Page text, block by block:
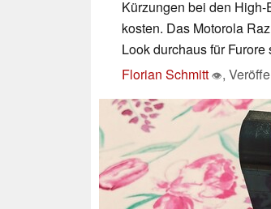
Kürzungen bei den
kosten. Das Motorola
Look durchaus für Furore
Florian Schmitt 👁,